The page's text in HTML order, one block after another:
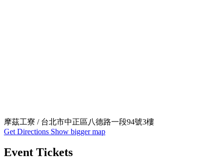
摩茲工寮 / 台北市中正區八德路一段94號3樓
Get Directions Show bigger map
Event Tickets